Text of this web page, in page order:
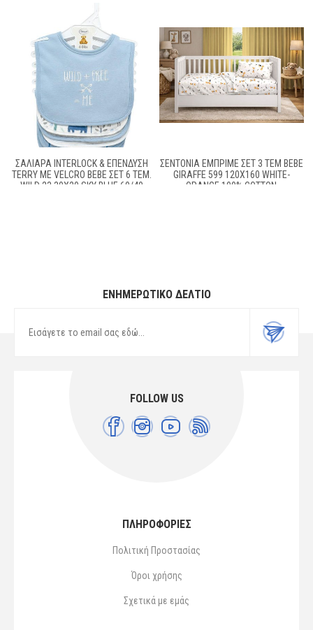
ΣΑΛΙΆΡΑ INTERLOCK & ΕΠΈΝΔΥΣΗ
TERRY ΜΕ VELCRO BEBE ΣΕΤ 6 ΤΕΜ.
WILD 23 30X20 SKY BLUE 60/40
ΣΕΝΤΌΝΙΑ ΕΜΠΡΙΜΈ ΣΕΤ 3 ΤΕΜ BEBE
GIRAFFE 599 120X160 WHITE-
ORANGE 100% COTTON
ΕΝΗΜΕΡΩΤΙΚΌ ΔΕΛΤΊΟ
FOLLOW US
ΠΛΗΡΟΦΟΡΙΕΣ
Πολιτική Προστασίας
Όροι χρήσης
Σχετικά με εμάς